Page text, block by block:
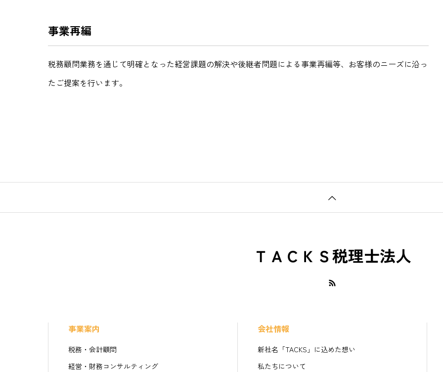
事業再編
税務顧問業務を通じて明確となった経営課題の解決や後継者問題による事業再編等、お客様のニーズに沿っ
たご提案を行います。
ＴＡＣＫＳ税理士法人
事業案内
税務・会計顧問
経営・財務コンサルティング
会社情報
新社名「TACKS」に込めた想い
私たちについて